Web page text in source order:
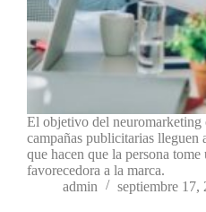
El objetivo del neuromarketing
campañas publicitarias lleguen
que hacen que la persona tome
favorecedora a la marca.
admin
septiembre 17,